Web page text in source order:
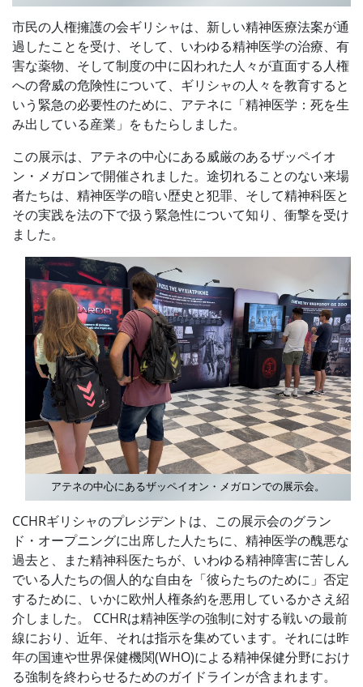
市民の人権擁護の会ギリシャは、新しい精神医療法案が通
過したことを受け、そして、いわゆる精神医学の治療、有
害な薬物、そして制度の中に囚われた人々が直面する人権
への脅威の危険性について、ギリシャの人々を教育すると
いう緊急の必要性のために、アテネに「精神医学：死を生
み出している産業」をもたらしました。
この展示は、アテネの中心にある威厳のあるザッペイオ
ン・メガロンで開催されました。途切れることのない来場
者たちは、精神医学の暗い歴史と犯罪、そして精神科医と
その実践を法の下で扱う緊急性について知り、衝撃を受け
ました。
アテネの中心にあるザッペイオン・メガロンでの展示会。
CCHRギリシャのプレジデントは、この展示会のグラン
ド・オープニングに出席した人たちに、精神医学の醜悪な
過去と、また精神科医たちが、 いわゆる精神障害に苦しん
でいる人たちの個人的な自由を「彼らたちのために」否定
するために、いかに欧州人権条約を悪用しているかさえ紹
介しました。 CCHRは精神医学の強制に対する戦いの最前
線におり、近年、それは指示を集めています。それには昨
年の国連や世界保健機関(WHO)による精神保健分野におけ
る強制を終わらせるためのガイドラインが含まれます。